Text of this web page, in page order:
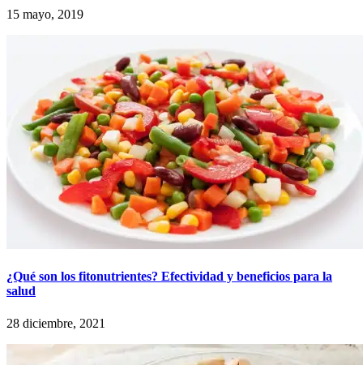
15 mayo, 2019
¿Qué son los fitonutrientes? Efectividad y beneficios para la
salud
28 diciembre, 2021